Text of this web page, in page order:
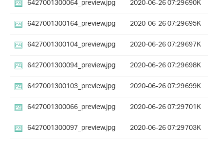
6427001300064_preview.jpg 2020-06-26 07:29690K
6427001300164_preview.jpg
2020-06-26 07:29695K
6427001300104_preview.jpg
2020-06-26 07:29697K
6427001300094_preview.jpg
2020-06-26 07:29698K
6427001300103_preview.jpg
2020-06-26 07:29699K
6427001300066_preview.jpg
2020-06-26 07:29701K
6427001300097_preview.jpg
2020-06-26 07:29703K